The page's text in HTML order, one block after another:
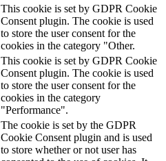
This cookie is set by GDPR Cookie
Consent plugin. The cookie is used
to store the user consent for the
cookies in the category "Other.
This cookie is set by GDPR Cookie
Consent plugin. The cookie is used
to store the user consent for the
cookies in the category
"Performance".
The cookie is set by the GDPR
Cookie Consent plugin and is used
to store whether or not user has